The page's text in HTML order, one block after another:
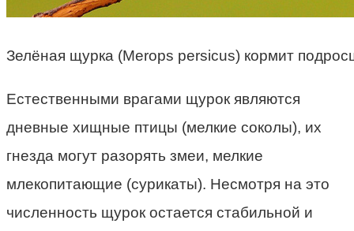
Зелёная щурка (Merops persicus) кормит
Естественными врагами щурок являются
дневные хищные птицы (мелкие соколы), их
гнезда могут разорять змеи, мелкие
млекопитающие (сурикаты). Несмотря на это
численность щурок остается стабильной и